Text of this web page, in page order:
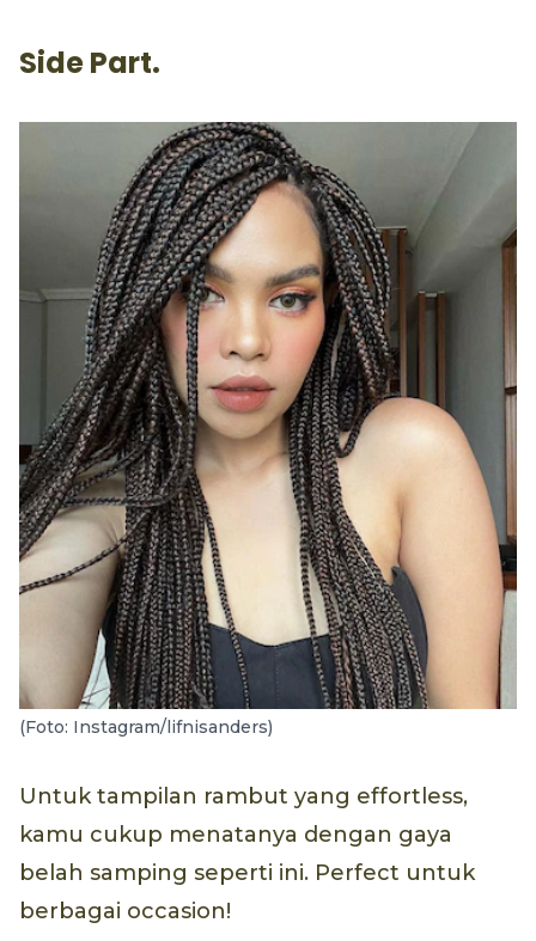
Side Part.
(Foto: Instagram/lifnisanders)
Untuk tampilan rambut yang effortless,
kamu cukup menatanya dengan gaya
belah samping seperti ini. Perfect untuk
berbagai occasion!